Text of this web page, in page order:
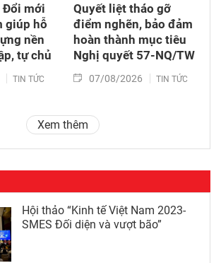
Đổi mới
giúp hỗ
nền
tự chủ
TIN TỨC
Quyết liệt tháo gỡ
điểm nghẽn, bảo đảm
hoàn thành mục tiêu
Nghị quyết 57-NQ/TW
07/08/2026 TIN TỨC
Xem thêm
Hội thảo “Kinh tế Việt Nam 2023-
SMES Đối diện và vượt bão”